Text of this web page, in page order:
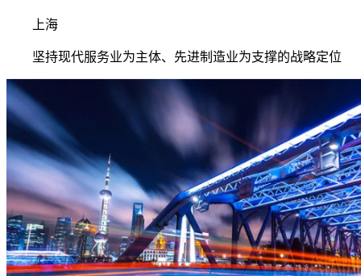
上海
坚持现代服务业为主体、先进制造业为支撑的战略定位